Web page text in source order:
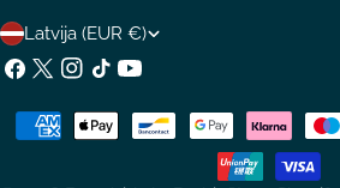
V
A
L
S
Latvija (EUR €)
Facebook
X
Instagram
TikTokYouTube
Maksājumu